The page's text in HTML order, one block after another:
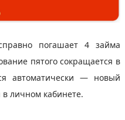
погашает 4 займа
пятого сокращается в
автоматически — новый
в личном кабинете.